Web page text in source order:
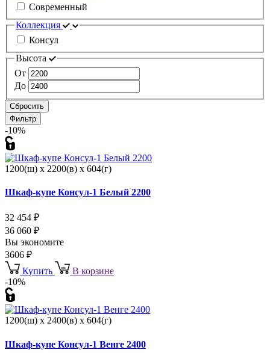
Современный
Коллекция
Консул
Высота
От
До
Сбросить
Фильтр
-10%
1200(ш) x 2200(в) x 604(г)
Шкаф-купе Консул-1 Белый 2200
32 454 ₽
36 060 ₽
Вы экономите
3606 ₽
Купить
В корзине
-10%
1200(ш) x 2400(в) x 604(г)
Шкаф-купе Консул-1 Венге 2400